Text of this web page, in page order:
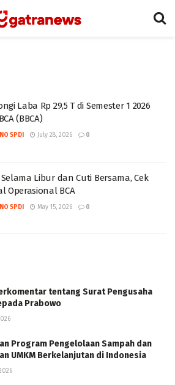
Laba Rp 29,5 T di Semester 1 2026
(BBCA)
SPDI July 28, 2026 0
Libur dan Cuti Bersama, Cek
Operasional BCA
SPDI May 15, 2026 0
tentang Surat Pengusaha
Prabowo
Program Pengelolaan Sampah dan
UMKM Berkelanjutan di Indonesia